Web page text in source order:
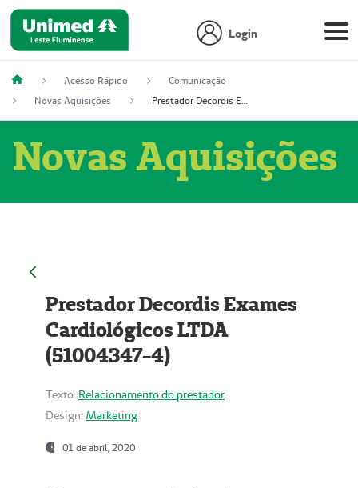
Login
Acesso Rápido
Comunicação
Novas Aquisições
Prestador Decordis Exames Cardiológicos LTDA (51004347-4)
Novas Aquisições
Prestador Decordis Exames
Cardiológicos LTDA
(51004347-4)
Texto: Relacionamento do prestador
Design: Marketing
01 de abril, 2020